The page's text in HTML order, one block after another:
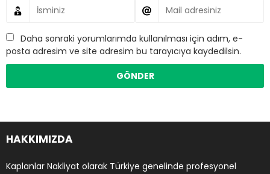
Daha sonraki yorumlarımda kullanılması için adım, e-
posta adresim ve site adresim bu tarayıcıya kaydedilsin.
HAKKIMIZDA
Kaplanlar Nakliyat olarak Türkiye genelinde profesyonel